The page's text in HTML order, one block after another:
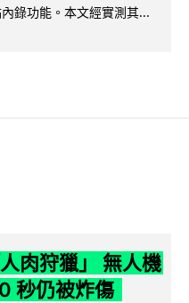
錄功能。本文經實測其...
肉狩獵」 無人機
秒仍被炸傷